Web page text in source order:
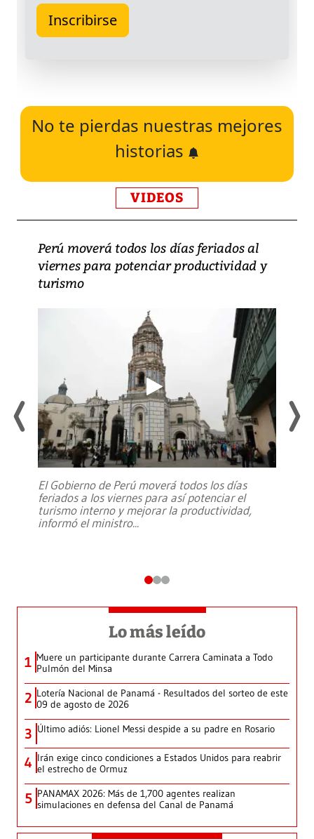
No te pierdas nuestras mejores
historias
VIDEOS
Perú moverá todos los días feriados al
viernes para potenciar productividad y
turismo
El Gobierno de Perú moverá todos los días
feriados a los viernes para así potenciar el
turismo interno y mejorar la productividad,
informó el ministro...
Lo más leído
1 Muere un participante durante Carrera Caminata a Todo
Pulmón del Minsa
2 Lotería Nacional de Panamá - Resultados del sorteo de este
09 de agosto de 2026
3 Último adiós: Lionel Messi despide a su padre en Rosario
4 Irán exige cinco condiciones a Estados Unidos para reabrir
el estrecho de Ormuz
5 PANAMAX 2026: Más de 1,700 agentes realizan
simulaciones en defensa del Canal de Panamá